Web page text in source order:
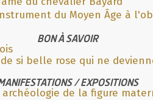
du Moyen Âge à
BON À SAVOIR
si belle rose qui ne
/ EXPOSITIONS
de la figure